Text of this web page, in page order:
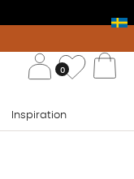
0
Inspiration